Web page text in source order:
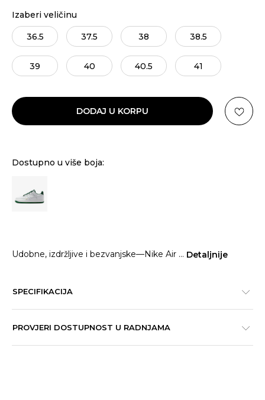
Izaberi veličinu
36.5 37.5 38 38.5
39 40 40.5 41
DODAJ U KORPU
Dostupno u više boja:
Udobne, izdržljive i bezvanjske—Nike Air ... Detaljnije
SPECIFIKACIJA
PROVJERI DOSTUPNOST U RADNJAMA